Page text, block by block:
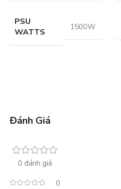
PSU
WATTS
1500W
Đánh Giá
0 đánh giá
0